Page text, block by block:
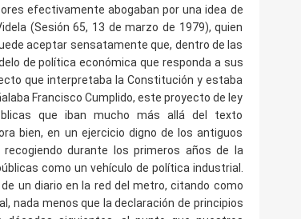
efectivamente abogaban por una idea de
(Sesión 65, 13 de marzo de 1979), quien
aceptar sensatamente que, dentro de las
de política económica que responda a sus
que interpretaba la Constitución y estaba
Francisco Cumplido, este proyecto de ley
que iban mucho más allá del texto
bien, en un ejercicio digno de los antiguos
durante los primeros años de la
como un vehículo de política industrial.
un diario en la red del metro, citando como
nada menos que la declaración de principios